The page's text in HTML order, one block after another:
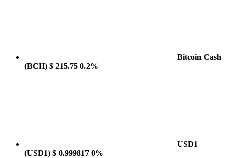
Bitcoin Cash
(BCH) $ 215.75 0.2%
USD1
(USD1) $ 0.999817 0%